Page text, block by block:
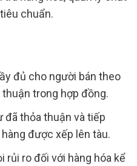
chuẩn.
đủ cho người bán theo
trong hợp đồng.
đã thỏa thuận và tiếp
được xếp lên tàu.
rủi ro đối với hàng hóa kể